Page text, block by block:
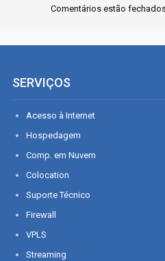
Comentários estão
SERVIÇOS
Acesso à Internet
Hospedagem
Comp. em Nuvem
Colocation
Suporte Técnico
Firewall
VPLS
Streaming